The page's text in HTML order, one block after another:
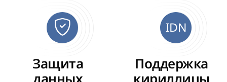
Защита
данных
IDN
Поддержка
кириллицы